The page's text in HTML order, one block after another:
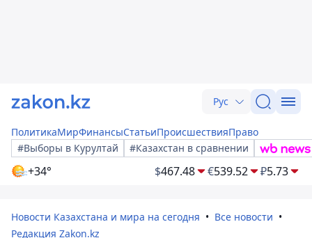
Рус
ПолитикаМирФинансыСтатьиПроисшествияПраво
#Выборы в Курултай
#Казахстан в сравнении
+34° $467.48 €539.52 ₽5.73
Новости Казахстана и мира на сегодня
Все новости
Редакция Zakon.kz